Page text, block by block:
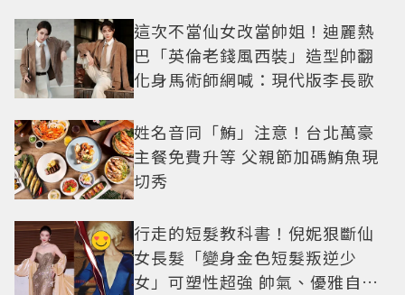
這次不當仙女改當帥姐！迪麗熱
巴「英倫老錢風西裝」造型帥翻
化身馬術師網喊：現代版李長歌
姓名音同「鮪」注意！台北萬豪
主餐免費升等 父親節加碼鮪魚現
切秀
行走的短髮教科書！倪妮狠斷仙
女長髮「變身金色短髮叛逆少
女」可塑性超強 帥氣、優雅自由